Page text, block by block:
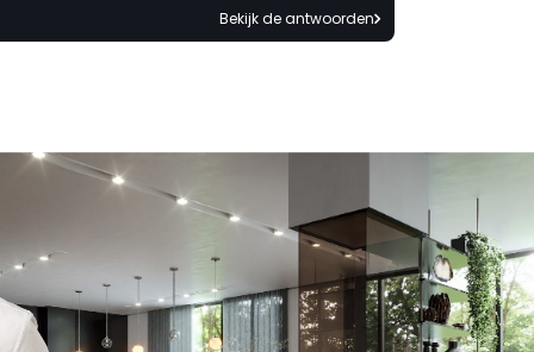
Bekijk de antwoorden